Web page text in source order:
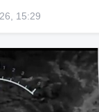
15:29